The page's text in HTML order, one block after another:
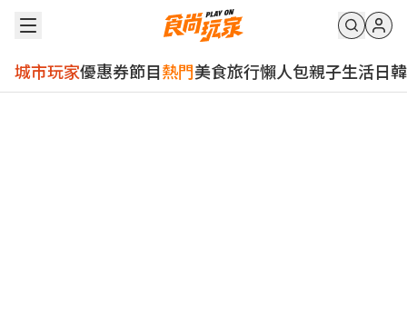
城市玩家優惠券節目熱門美食旅行懶人包親子生活日韓